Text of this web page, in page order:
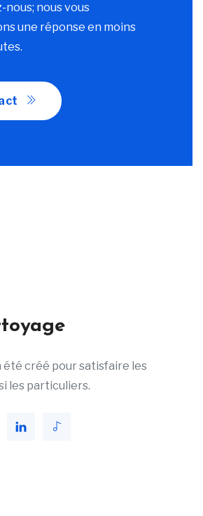
nous vous
une réponse en moins
été créé pour satisfaire les
les particuliers.